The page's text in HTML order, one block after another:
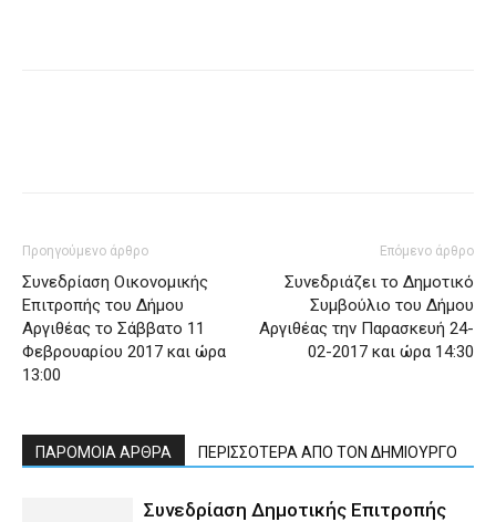
Προηγούμενο άρθρο
Συνεδρίαση Οικονομικής
Επιτροπής του Δήμου
Αργιθέας το Σάββατο 11
Φεβρουαρίου 2017 και ώρα
13:00
Επόμενο άρθρο
Συνεδριάζει το Δημοτικό
Συμβούλιο του Δήμου
Αργιθέας την Παρασκευή 24-
02-2017 και ώρα 14:30
ΠΑΡΟΜΟΙΑ ΑΡΘΡΑ ΠΕΡΙΣΣΟΤΕΡΑ ΑΠΟ ΤΟΝ ΔΗΜΙΟΥΡΓΟ
Συνεδρίαση Δημοτικής Επιτροπής